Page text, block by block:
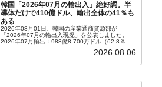
韓国「2026年07月の輸出入」絶好調。半
導体だけで410億ドル、輸出全体の41％も
ある
2026年08月01日、韓国の産業通商資源部が
「2026年07月の輸出入現況」を公表しました。
2026年07月輸出：988億8,700万ドル（62.8％）
輸入：685億6,300万ドル（26.5％）貿易収支：
2026.08.06